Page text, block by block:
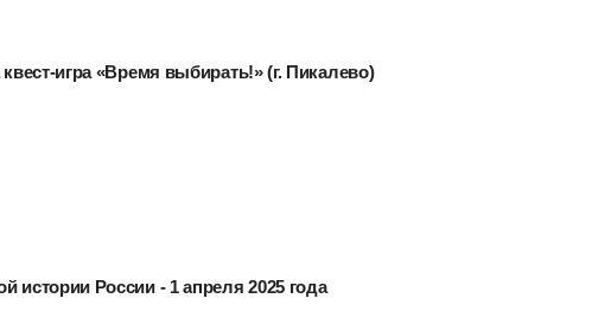
квест-игра «Время выбирать!» (г. Пикалево)
истории России - 1 апреля 2025 года